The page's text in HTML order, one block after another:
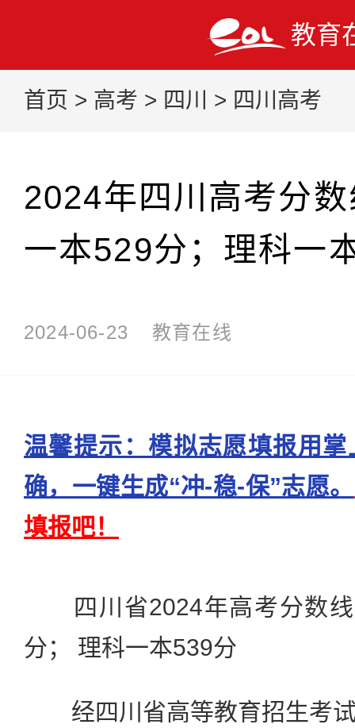
教育
首页 > 高考 > 四川 > 四川高考
2024年四川高考分
一本529分；理科一
2024-06-23 教育在线
温馨提示：模拟志愿填报用
确，一键生成“冲-稳-保”志愿。
填报吧！
四川省2024年高考分数线
分； 理科一本539分
经四川省高等教育招生考试